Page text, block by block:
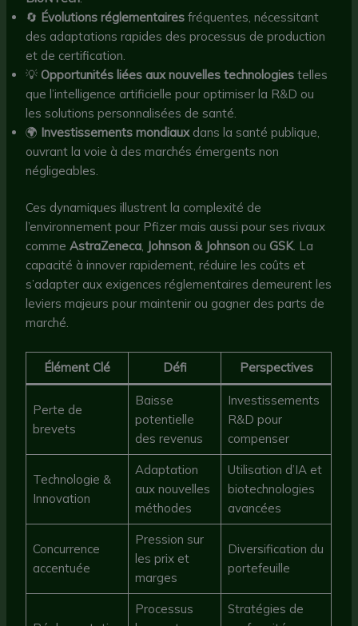
🔄 Évolutions réglementaires fréquentes, nécessitant
des adaptations rapides des processus de production
et de certification.
💡 Opportunités liées aux nouvelles technologies telles
que l’intelligence artificielle pour optimiser la R&D ou
les solutions personnalisées de santé.
🌍 Investissements mondiauxdans la santé publique,
ouvrant la voie à des marchés émergents non
négligeables.
Ces dynamiques illustrent la complexité de
l’environnement pour Pfizer mais aussi pour ses rivaux
commeAstraZeneca, Johnson & Johnson ou GSK. La
capacité à innover rapidement, réduire les coûts et
s’adapter aux exigences réglementaires demeurent les
leviers majeurs pour maintenir ou gagner des parts de
marché.
Élément Clé Défi Perspectives
Perte de
brevets
Baisse
potentielle
des revenus
Investissements
R&D pour
compenser
Technologie &
Innovation
Adaptation
aux nouvelles
méthodes
Utilisation d’IA et
biotechnologies
avancées
Concurrence
accentuée
Pression sur
les prix et
marges
Diversification du
portefeuille
Processus
Stratégies de